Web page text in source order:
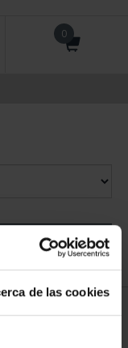
de las cookies
0